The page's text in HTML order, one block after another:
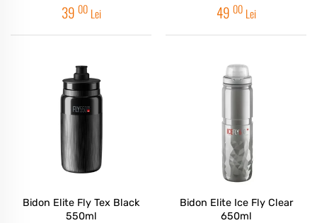
39 00 Lei 49 00 Lei
Bidon Elite Fly Tex Black
550ml
Bidon Elite Ice Fly Clear
650ml